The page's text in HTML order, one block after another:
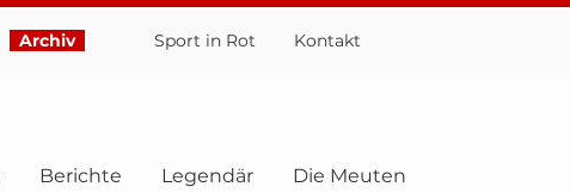
Archiv Sport in Rot Kontakt
Berichte Legendär Die Meuten